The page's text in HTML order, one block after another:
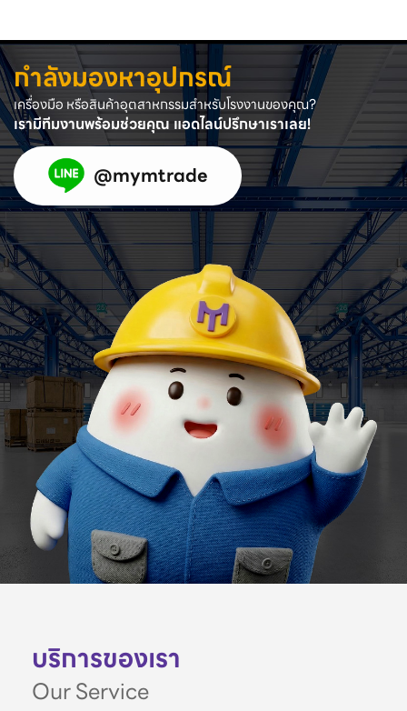
กำลังมองหาอุปกรณ์
เครื่องมือ หรือสินค้าอุตสาหกรรมสำหรับโรงงานของคุณ?
เรามีทีมงานพร้อมช่วยคุณ แอดไลน์ปรึกษาเราเลย!
@mymtrade
บริการของเรา
Our Service